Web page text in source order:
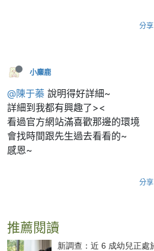
分享
小麋鹿
@陳于蓁 說明得好詳細~
詳細到我都有興趣了><
看過官方網站滿喜歡那邊的環境
會找時間跟先生過去看看的~
感恩~
分享
推薦閱讀